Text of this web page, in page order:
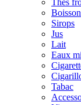
Thés
Sirops
Jus
Lait
Eaux
Tabac